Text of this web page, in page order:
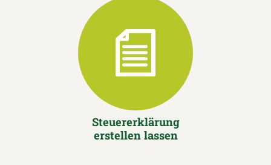
Steuererklärung
erstellen lassen